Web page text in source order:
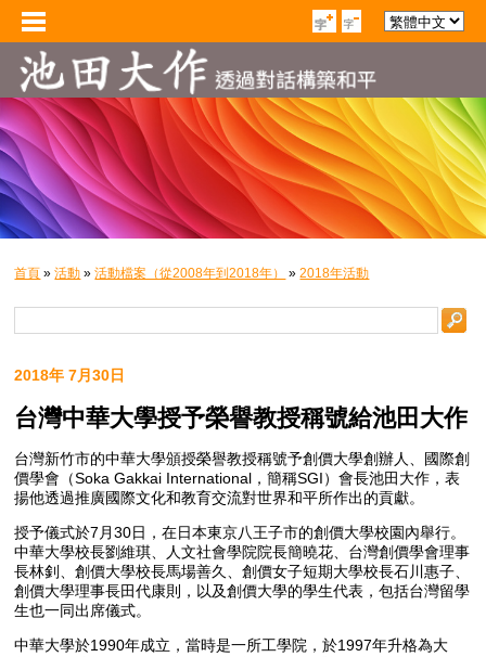
首頁 »活動 »活動檔案（從2008年到2018年） »2018年活動
2018年 7月30日
台灣中華大學授予榮譽教授稱號給池田大作
台灣新竹市的中華大學頒授榮譽教授稱號予創價大學創辦人、國際創
價學會（Soka Gakkai International，簡稱SGI）會長池田大作，表
揚他透過推廣國際文化和教育交流對世界和平所作出的貢獻。
授予儀式於7月30日，在日本東京八王子市的創價大學校園內舉行。
中華大學校長劉維琪、人文社會學院院長簡曉花、台灣創價學會理事
長林釗、創價大學校長馬場善久、創價女子短期大學校長石川惠子、
創價大學理事長田代康則，以及創價大學的學生代表，包括台灣留學
生也一同出席儀式。
中華大學於1990年成立，當時是一所工學院，於1997年升格為大